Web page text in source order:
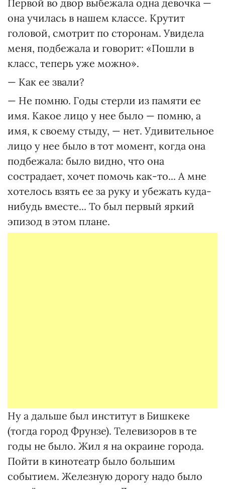
Первой во двор выбежала одна девочка —
она училась в нашем классе. Крутит
головой, смотрит по сторонам. Увидела
меня, подбежала и говорит: «Пошли в
класс, теперь уже можно».
— Как ее звали?
— Не помню. Годы стерли из памяти ее
имя. Какое лицо у нее было — помню, а
имя, к своему стыду, — нет. Удивительное
лицо у нее было в тот момент, когда она
подбежала: было видно, что она
сострадает, хочет помочь как-то... А мне
хотелось взять ее за руку и убежать куда-
нибудь вместе... То был первый яркий
эпизод в этом плане.
Ну а дальше был институт в Бишкеке
(тогда город Фрунзе). Телевизоров в те
годы не было. Жил я на окраине города.
Пойти в кинотеатр было большим
событием. Железную дорогу надо было